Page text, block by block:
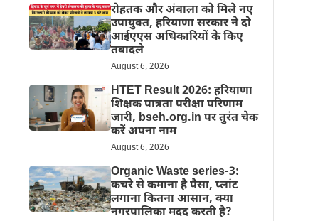
रोहतक और अंबाला को मिले नए
उपायुक्त, हरियाणा सरकार ने दो
आईएएस अधिकारियों के किए
तबादले
August 6, 2026
HTET Result 2026: हरियाणा
शिक्षक पात्रता परीक्षा परिणाम
जारी, bseh.org.in पर तुरंत चेक
करें अपना नाम
August 6, 2026
Organic Waste series-3:
कचरे से कमाना है पैसा, प्लांट
लगाना कितना आसान, क्या
नगरपालिका मदद करती है?